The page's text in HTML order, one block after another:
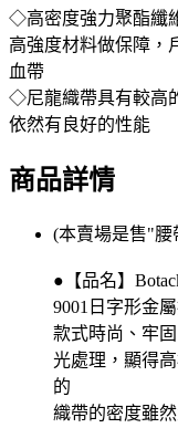
◇高密度強力聚酯纖
高強度材料做保障，
血帶
◇尼龍織帶具有較高
依然有良好的性能
商品詳情
(本賣場是售"腰
●【品名】
9001日字形金
款式時尚、牢
光處理，顯得
的
織帶的密度雖